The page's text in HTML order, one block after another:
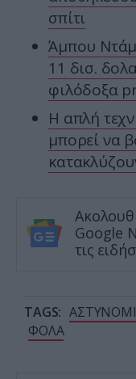
σπίτι
Άμπου
11 δισ.
φιλόδοξα
Η απλή
μπορεί να
Google
τις
TAGS:
ΦΟΛΑ